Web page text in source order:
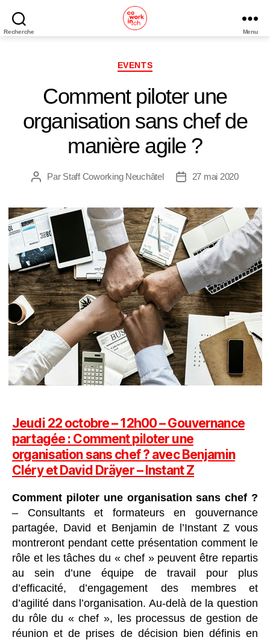
Recherche
Coworking
Menu
Catégories
EVENTS
Comment piloter une
organisation sans chef de
manière agile ?
Auteur
Par Staff Coworking Neuchâtel
Date27 mai 2020
Jeudi 22 octobre – 12h00 – Gouvernance
partagée : Comment piloter une
organisation sans chef ? avec Benjamin
Cléry et David Dräyer – Instant Z
Comment piloter une organisation sans chef ?
– Consultants et formateurs en gouvernance
partagée, David et Benjamin de l’Instant Z vous
montreront pendant cette présentation comment le
rôle et les tâches du « chef » peuvent être repartis
au sein d’une équipe de travail pour plus
d’efficacité, d’engagement des membres et
d’agilité dans l’organisation. Au-delà de la question
du rôle du « chef », les processus de gestion de
réunion et de prises de décision bien définis en